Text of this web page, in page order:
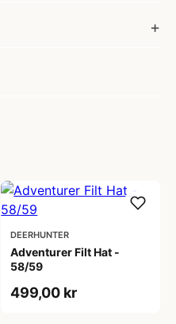
DEERHUNTER
Adventurer Filt Hat -
58/59
499,00 kr